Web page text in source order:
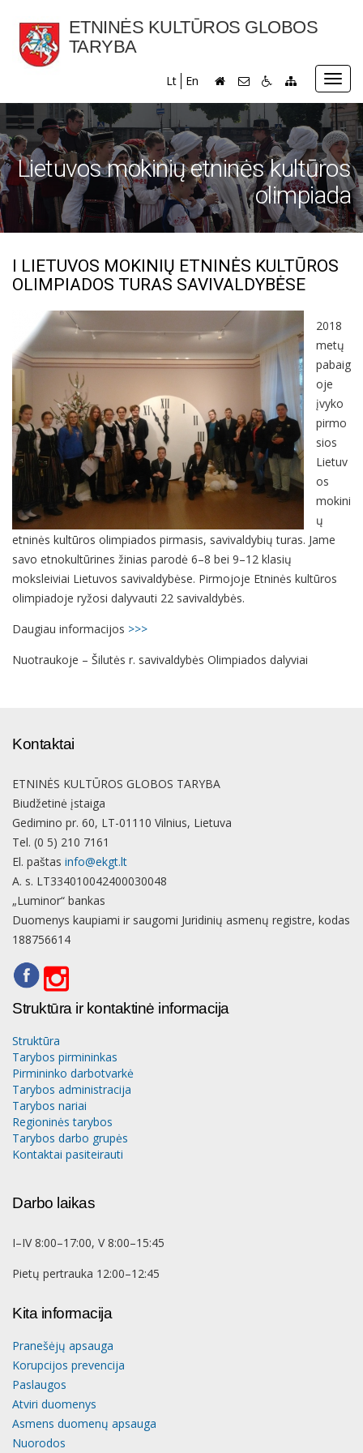
ETNINĖS KULTŪROS GLOBOS
TARYBA
Lt En
Lietuvos mokinių etninės kultūros
olimpiada
I LIETUVOS MOKINIŲ ETNINĖS KULTŪROS
OLIMPIADOS TURAS SAVIVALDYBĖSE
2018
metų
pabaig
oje
įvyko
pirmo
sios
Lietuv
os
mokini
ų
etninės kultūros olimpiados pirmasis, savivaldybių turas. Jame
savo etnokultūrines žinias parodė 6–8 bei 9–12 klasių
moksleiviai Lietuvos savivaldybėse. Pirmojoje Etninės kultūros
olimpiadoje ryžosi dalyvauti 22 savivaldybės.
Daugiau informacijos >>>
Nuotraukoje – Šilutės r. savivaldybės Olimpiados dalyviai
Kontaktai
ETNINĖS KULTŪROS GLOBOS TARYBA
Biudžetinė įstaiga
Gedimino pr. 60, LT-01110 Vilnius, Lietuva
Tel. (0 5) 210 7161
El. paštas info@ekgt.lt
A. s. LT334010042400030048
„Luminor“ bankas
Duomenys kaupiami ir saugomi Juridinių asmenų registre, kodas
188756614
Struktūra ir kontaktinė informacija
Struktūra
Tarybos pirmininkas
Pirmininko darbotvarkė
Tarybos administracija
Tarybos nariai
Regioninės tarybos
Tarybos darbo grupės
Kontaktai pasiteirauti
Darbo laikas
I–IV 8:00–17:00, V 8:00–15:45
Pietų pertrauka 12:00–12:45
Kita informacija
Pranešėjų apsauga
Korupcijos prevencija
Paslaugos
Atviri duomenys
Asmens duomenų apsauga
Nuorodos